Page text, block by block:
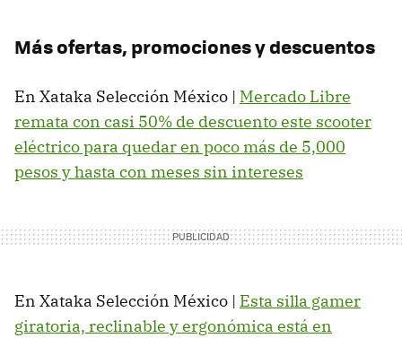
Más ofertas, promociones y descuentos
En Xataka Selección México | Mercado Libre
remata con casi 50% de descuento este scooter
eléctrico para quedar en poco más de 5,000
pesos y hasta con meses sin intereses
En Xataka Selección México | Esta silla gamer
giratoria, reclinable y ergonómica está en